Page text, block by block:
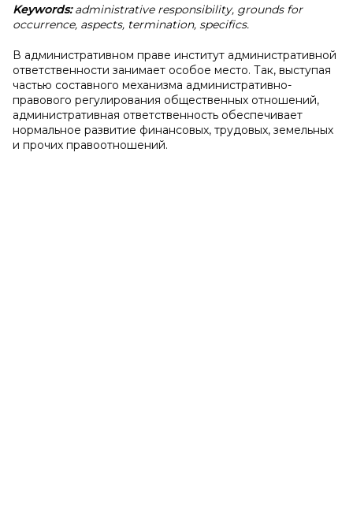
Keywords:administrative responsibility, grounds for
occurrence, aspects, termination, specifics.
В административном праве институт административной
ответственности занимает особое место. Так, выступая
частью составного механизма административно-
правового регулирования общественных отношений,
административная ответственность обеспечивает
нормальное развитие финансовых, трудовых, земельных
и прочих правоотношений.